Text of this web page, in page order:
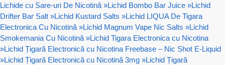
Lichide cu Sare-uri De Nicotină »Lichid Bombo Bar Juice »Lichid
Drifter Bar Salt »Lichid Kustard Salts »Lichid LIQUA De Tigara
Electronica Cu Nicotină »Lichid Magnum Vape Nic Salts »Lichid
Smokemania Cu Nicotină »Lichid Tigara Electronica cu Nicotina
»Lichid Țigară Electronică cu Nicotina Freebase – Nic Shot E-Liquid
»Lichid Țigară Electronică cu Nicotină 3mg »Lichid Țigară